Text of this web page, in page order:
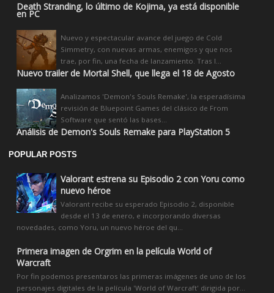
Death Stranding, lo último de Kojima, ya está disponible
en PC
Nuevo trailer de Mortal Shell, que llega el 18 de Agosto
Nuevo y espectacular avance del juego de Cold
Simmetry, con nuevas armas, enemigos y que nos
trae, por fin, una fecha de lanzamiento. Tras l...
Análisis de Demon's Souls Remake para PlayStation 5
Analizamos 'Demon's Souls Remake', la esperadísima
revisión de Bluepoint Games del clásico de From
Software que sentó las bases...
POPULAR POSTS
Valorant estrena su Episodio 2 con Yoru como
nuevo héroe
Valorant recibe su esperado Episodio 2, disponible
desde el 13 de enero, e incorporando diversas
novedades, como Yoru, un nuevo héroe del qu...
Primera imagen de Orgrim en la película World of
Warcraft
Por fin podemos presentaros las primeras imágenes de uno de los
personajes digitales de la película 'World of Warcraft' dirigida por...